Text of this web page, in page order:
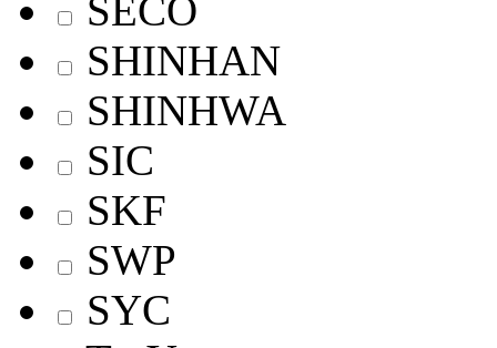
SECO
SHINHAN
SHINHWA
SIC
SKF
SWP
SYC